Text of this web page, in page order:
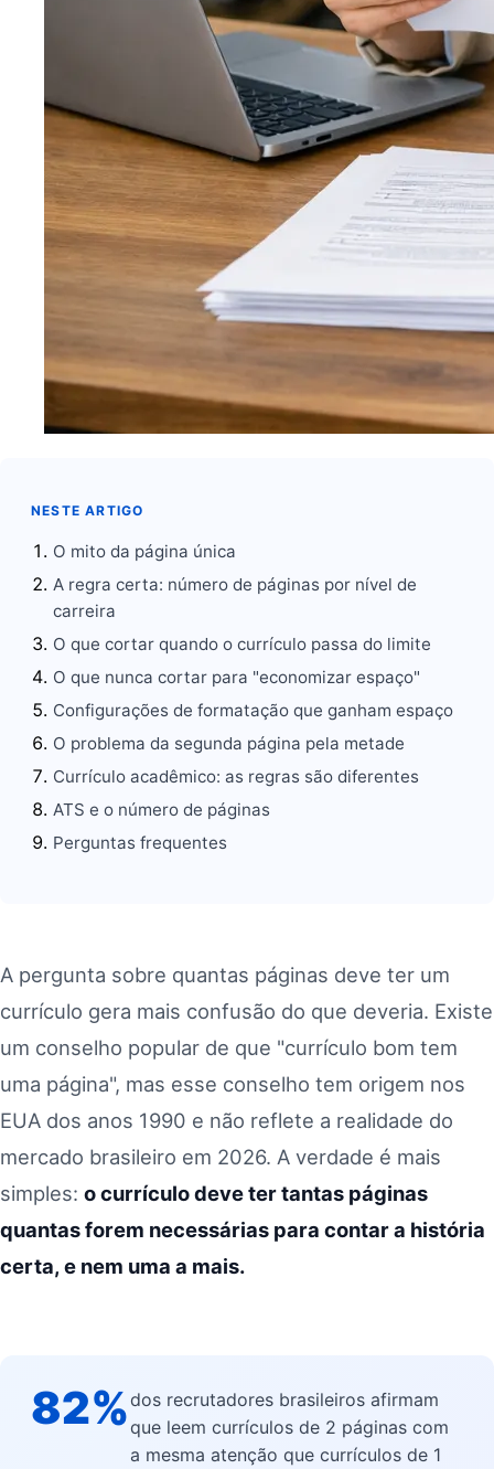
NESTE ARTIGO
O mito da página única
A regra certa: número de páginas por nível de
carreira
O que cortar quando o currículo passa do limite
O que nunca cortar para "economizar espaço"
Configurações de formatação que ganham espaço
O problema da segunda página pela metade
Currículo acadêmico: as regras são diferentes
ATS e o número de páginas
Perguntas frequentes
A pergunta sobre quantas páginas deve ter um
currículo gera mais confusão do que deveria. Existe
um conselho popular de que "currículo bom tem
uma página", mas esse conselho tem origem nos
EUA dos anos 1990 e não reflete a realidade do
mercado brasileiro em 2026. A verdade é mais
simples: o currículo deve ter tantas páginas
quantas forem necessárias para contar a história
certa, e nem uma a mais.
82%dos recrutadores brasileiros afirmam
que leem currículos de 2 páginas com
a mesma atenção que currículos de 1